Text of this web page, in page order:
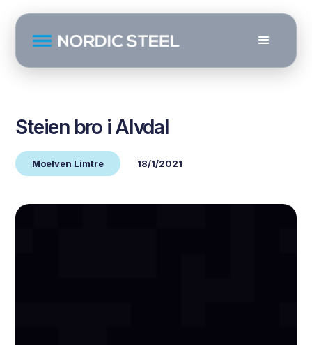
Steien bro i Alvdal
Moelven Limtre 18/1/2021